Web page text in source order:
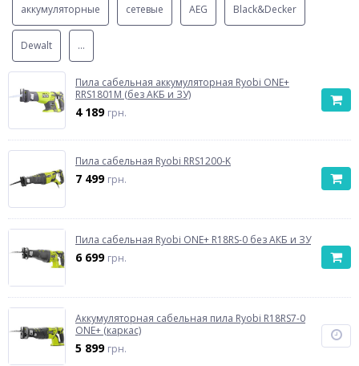
аккумуляторные сетевые AEG Black&Decker
Dewalt ...
Пила сабельная аккумуляторная Ryobi ONE+
RRS1801M (без АКБ и ЗУ)
4 189 грн.
Пила сабельная Ryobi RRS1200-K
7 499 грн.
Пила сабельная Ryobi ONE+ R18RS-0 без АКБ и ЗУ
6 699 грн.
Аккумуляторная сабельная пила Ryobi R18RS7-0
ONE+ (каркас)
5 899 грн.